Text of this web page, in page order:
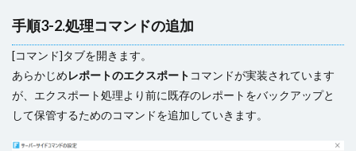
手順3-2.処理コマンドの追加
[コマンド]タブを開きます。
あらかじめレポートのエクスポート コマンドが実装されています
が、エクスポート処理より前に既存のレポートをバックアップと
して保管するためのコマンドを追加していきます。